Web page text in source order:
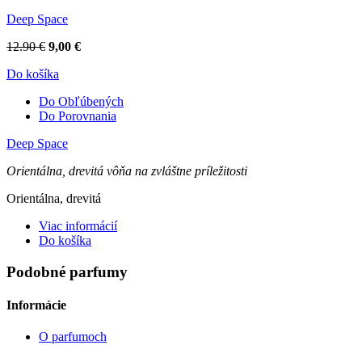
Deep Space
12.90 € 9,00 €
Do košíka
Do Obľúbených
Do Porovnania
Deep Space
Orientálna, drevitá vôňa na zvláštne príležitosti
Orientálna, drevitá
Viac informácií
Do košíka
Podobné parfumy
Informácie
O parfumoch